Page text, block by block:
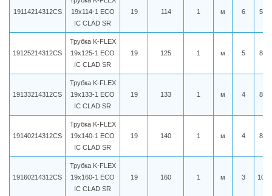
19114214312CS
19x114-1 ECO
IC CLAD SR
19 114 1 м 6
19125214312CS
Трубка K-FLEX
19x125-1 ECO
IC CLAD SR
19 125 1 м 5
19133214312CS
Трубка K-FLEX
19x133-1 ECO
IC CLAD SR
19 133 1 м 4
19140214312CS
Трубка K-FLEX
19x140-1 ECO
IC CLAD SR
19 140 1 м 4
19160214312CS
Трубка K-FLEX
19x160-1 ECO
IC CLAD SR
19 160 1 м 3